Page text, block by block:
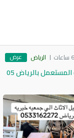
الرياض عرض
توصيل جمعيه خيريه تاخذ تستقبل الاثاث المستعمل بالرياض 05